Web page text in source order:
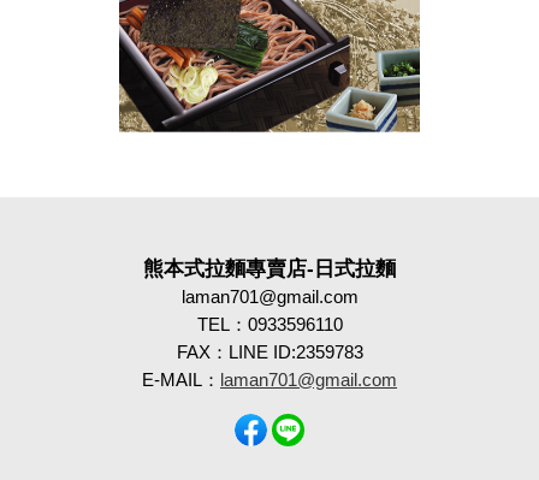
熊本式拉麵專賣店-日式拉麵
laman701@gmail.com
TEL：0933596110
FAX：LINE ID:2359783
E-MAIL： laman701@gmail.com